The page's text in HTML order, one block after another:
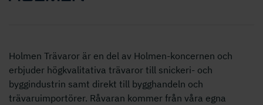
Holmen Trävaror är en del av Holmen-koncernen och
erbjuder högkvalitativa trävaror till snickeri- och
byggindustrin samt direkt till bygghandeln och
trävaruimportörer. Råvaran kommer från våra egna